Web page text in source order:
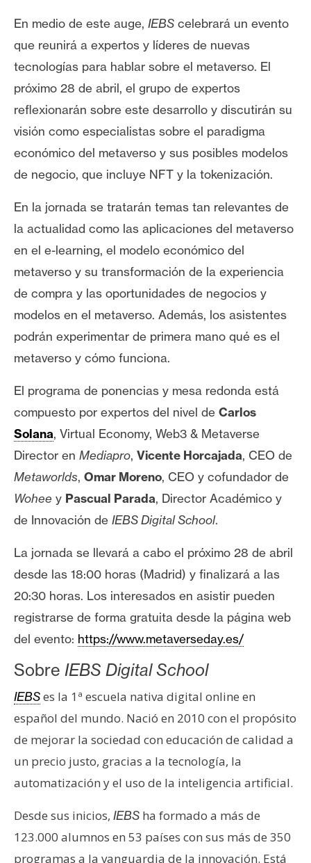
R
e
c
r
s
o
s
C
o
n
t
c
t
o
y
u
b
i
c
i
d
d
En medio de este auge, IEBS celebrará un evento
que reunirá a expertos y líderes de nuevas
tecnologías para hablar sobre el metaverso. El
próximo 28 de abril, el grupo de expertos
reflexionarán sobre este desarrollo y discutirán su
visión como especialistas sobre el paradigma
económico del metaverso y sus posibles modelos
de negocio, que incluye NFT y la tokenización.
En la jornada se tratarán temas tan relevantes de
la actualidad como las aplicaciones del metaverso
en el e-learning, el modelo económico del
metaverso y su transformación de la experiencia
de compra y las oportunidades de negocios y
modelos en el metaverso. Además, los asistentes
podrán experimentar de primera mano qué es el
metaverso y cómo funciona.
El programa de ponencias y mesa redonda está
compuesto por expertos del nivel de Carlos
Solana, Virtual Economy, Web3 & Metaverse
Director en Mediapro, Vicente Horcajada, CEO de
Metaworlds, Omar Moreno, CEO y cofundador de
Wohee y Pascual Parada, Director Académico y
de Innovación de IEBS Digital School.
La jornada se llevará a cabo el próximo 28 de abril
desde las 18:00 horas (Madrid) y finalizará a las
20:30 horas. Los interesados en asistir pueden
registrarse de forma gratuita desde la página web
del evento: https://www.metaverseday.es/
Sobre IEBS Digital School
IEBSes la 1ª escuela nativa digital online en
español del mundo. Nació en 2010 con el propósito
de mejorar la sociedad con educación de calidad a
un precio justo, gracias a la tecnología, la
automatización y el uso de la inteligencia artificial.
Desde sus inicios, IEBS ha formado a más de
123.000 alumnos en 53 países con sus más de 350
programas a la vanguardia de la innovación. Está